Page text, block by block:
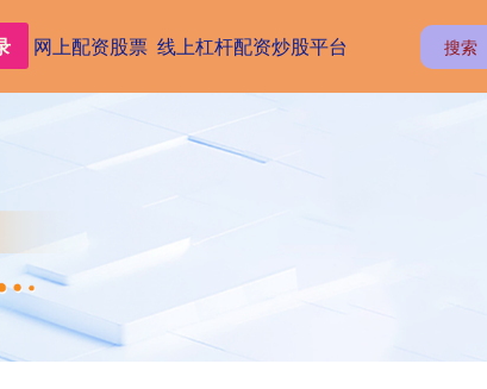
网上配资股票 线上杠杆配资炒股平台